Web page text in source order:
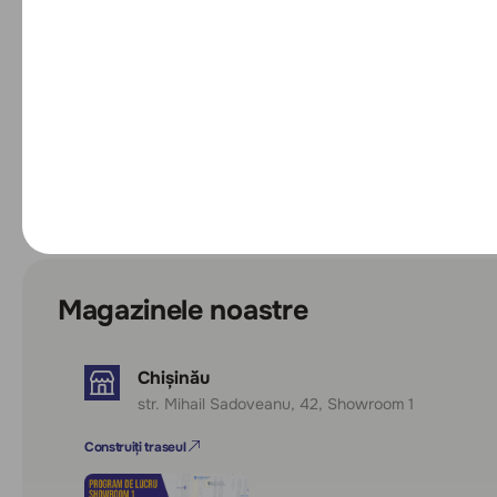
Magazinele noastre
Chișinău
str. Mihail Sadoveanu, 42, Showroom 1
Construiți traseul